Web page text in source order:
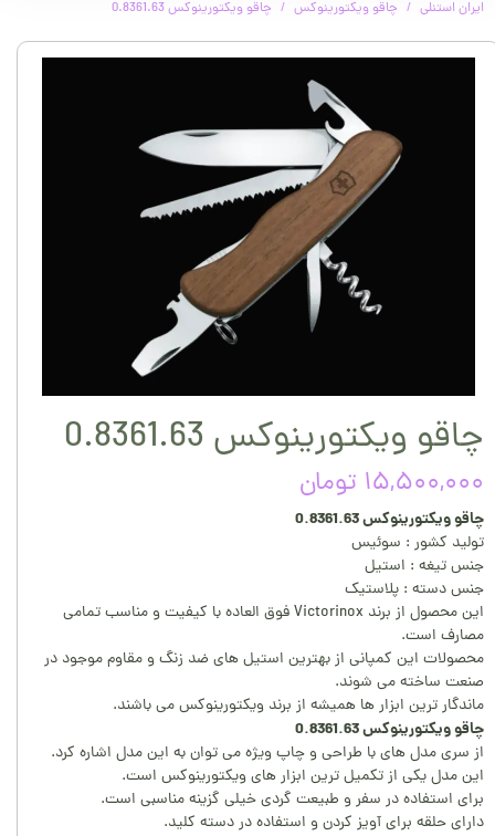
ایران استنلی چاقو ویکتورینوکس چاقو ویکتورینوکس 0.8361.63
چاقو ویکتورینوکس 0.8361.63
۱۵,۵۰۰,۰۰۰ تومان
چاقو ویکتورینوکس 0.8361.63
تولید کشور : سوئیس
جنس تیغه : استیل
جنس دسته : پلاستیک
این محصول از برند Victorinox فوق العاده با کیفیت و مناسب تمامی
مصارف است.
محصولات این کمپانی از بهترین استیل های ضد زنگ و مقاوم موجود در
صنعت ساخته می شوند.
ماندگار ترین ابزار ها همیشه از برند ویکتورینوکس می باشند.
چاقو ویکتورینوکس 0.8361.63
از سری مدل های با طراحی و چاپ ویژه می توان به این مدل اشاره کرد.
این مدل یکی از تکمیل ترین ابزار های ویکتورینوکس است.
برای استفاده در سفر و طبیعت گردی خیلی گزینه مناسبی است.
دارای حلقه برای آویز کردن و استفاده در دسته کلید.